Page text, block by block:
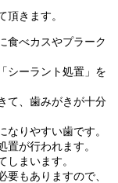
頂きます。
食べカスやプラーク
シーラント処置」を
て、歯みがきが十分
なりやすい歯です。
が行われます。
しまいます。
もありますので、